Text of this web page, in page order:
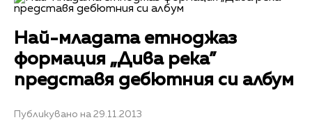
Най-младата етноджаз
формация „Дива река”
представя дебютния си албум
Публикувано на 29.11.2013